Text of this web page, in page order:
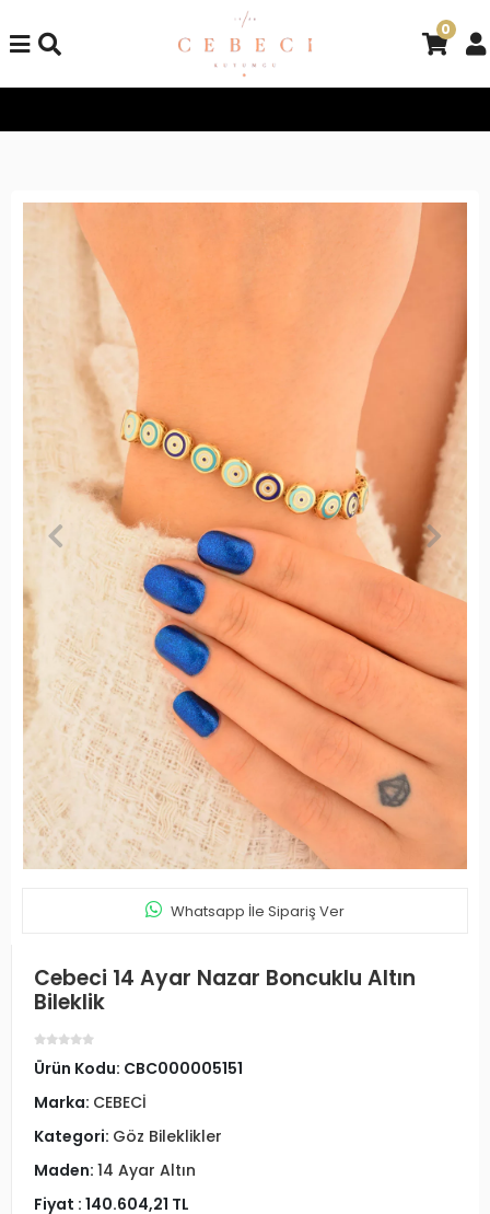
0
Whatsapp İle Sipariş Ver
Cebeci 14 Ayar Nazar Boncuklu Altın
Bileklik
Ürün Kodu: CBC000005151
Marka: CEBECİ
Kategori: Göz Bileklikler
Maden: 14 Ayar Altın
Fiyat : 140.604,21 TL